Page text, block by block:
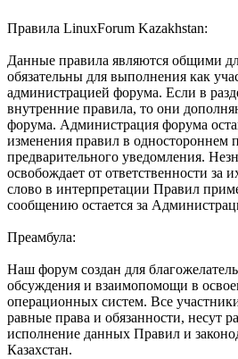
Правила LinuxForum Kazakhstan:
Данные правила являются общими
обязательны для выполнения как
администрацией форума. Если в
внутренние правила, то они
форума. Администрация форума
изменения правил в одностороннем
предварительного уведомления.
освобождает от ответственности за
слово в интерпретации Правил
сообщению остается за
Преамбула:
Наш форум создан для
обсуждения и взаимопомощи в
операционных систем. Все
равные права и обязанности, несут
исполнение данных Правил и
Казахстан.